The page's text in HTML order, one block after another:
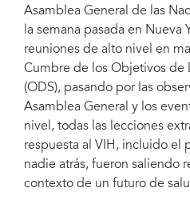
"Celebrating Global HIV Progress to End
the UN Delegates Dining Room on Sept
Assembly in New York.
Asamblea General de las
la semana pasada en Nueva
reuniones de alto nivel en
Cumbre de los Objetivos de
(ODS), pasando por las
Asamblea General y los
nivel, todas las lecciones
respuesta al VIH, incluido el
nadie atrás, fueron saliendo
contexto de un futuro de